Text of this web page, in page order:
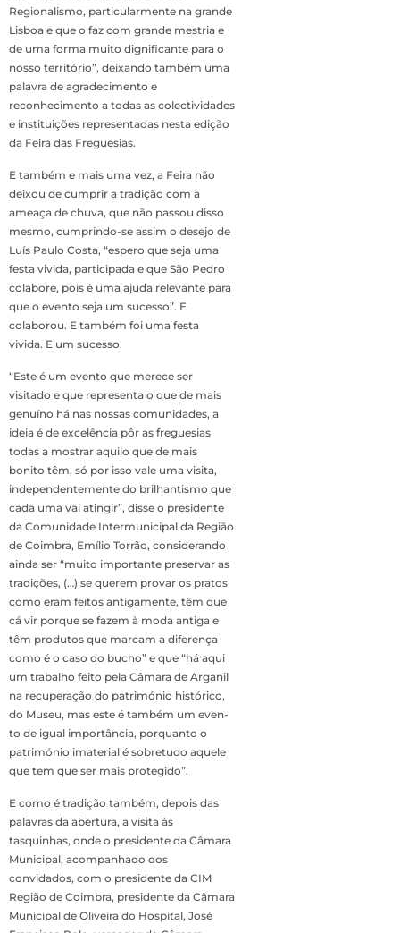
Regionalismo, par­ticularmente na grande
Lisboa e que o faz com grande mestria e
de uma forma muito dignificante para o
nosso território”, deixando também uma
palavra de agradecimento e
reconhecimento a todas as colectividades
e in­stituições representadas nesta edição
da Feira das Freguesias.
E também e mais uma vez, a Feira não
deixou de cumprir a tradição com a
ameaça de chuva, que não passou disso
mesmo, cumprindo-se assim o de­sejo de
Luís Paulo Costa, “espero que seja uma
fes­ta vivida, participada e que São Pedro
colabore, pois é uma ajuda relevan­te para
que o evento seja um sucesso”. E
colaborou. E também foi uma festa
vivida. E um sucesso.
“Este é um evento que merece ser
visitado e que representa o que de mais
genuíno há nas nossas comunidades, a
ideia é de excelência pôr as fre­guesias
todas a mostrar aquilo que de mais
bonito têm, só por isso vale uma visita,
independentemen­te do brilhantismo que
cada uma vai atingir”, disse o presidente
da Co­munidade Intermunicipal da Região
de Coimbra, Emílio Torrão, conside­rando
ainda ser “muito importante preservar as
tradições, (…) se querem provar os pratos
como eram feitos antigamen­te, têm que
cá vir porque se fazem à moda antiga e
têm produtos que marcam a diferença
como é o caso do bucho” e que “há aqui
um trabalho feito pela Câmara de Arganil
na re­cuperação do património histórico,
do Museu, mas este é também um even­
to de igual importância, porquanto o
património imaterial é sobretudo aquele
que tem que ser mais protegido”.
E como é tradição tam­bém, depois das
palavras da abertura, a visita às
tasquinhas, onde o presi­dente da Câmara
Muni­cipal, acompanhado dos
convidados, com o pre­sidente da CIM
Região de Coimbra, presidente da Câmara
Municipal de Oliveira do Hospital, José